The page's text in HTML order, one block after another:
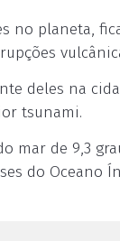
no planeta,
deles na
tsunami.
de 9,3
do Oceano